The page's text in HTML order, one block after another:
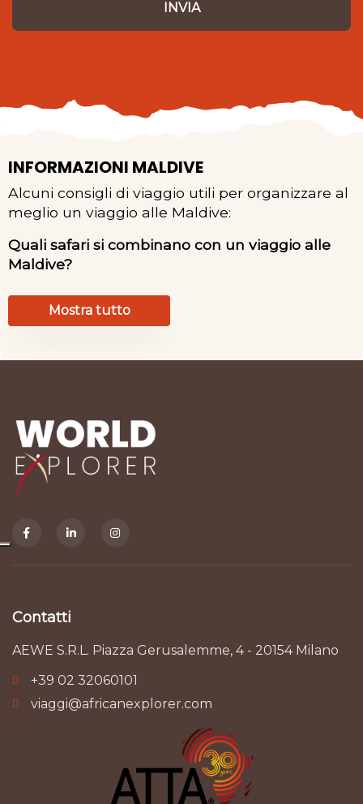
INVIA
INFORMAZIONI MALDIVE
Alcuni consigli di viaggio utili per organizzare al
meglio un viaggio alle Maldive:
Quali safari si combinano con un viaggio alle
Maldive?
Mostra tutto
Contatti
AEWE S.R.L. Piazza Gerusalemme, 4 - 20154 Milano
+39 02 32060101
viaggi@africanexplorer.com